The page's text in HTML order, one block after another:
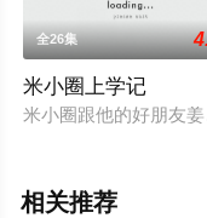
全26集
米小圈上学记
米小圈跟他的好朋友
相关推荐